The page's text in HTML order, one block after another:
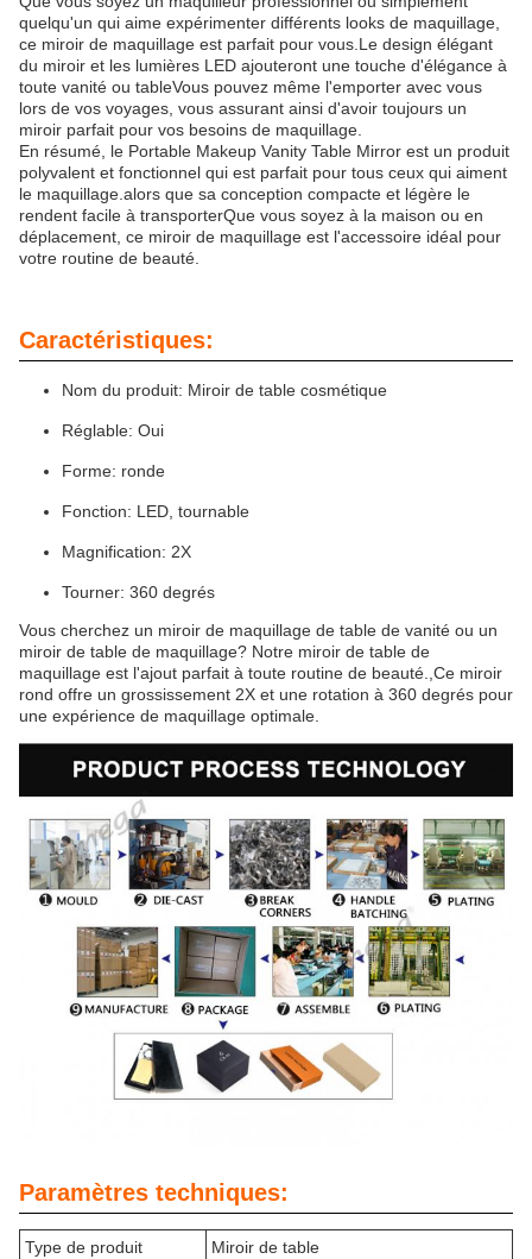
quelqu'un qui aime expérimenter différents looks de maquillage,
ce miroir de maquillage est parfait pour vous.Le design élégant
du miroir et les lumières LED ajouteront une touche d'élégance à
toute vanité ou tableVous pouvez même l'emporter avec vous
lors de vos voyages, vous assurant ainsi d'avoir toujours un
miroir parfait pour vos besoins de maquillage.
En résumé, le Portable Makeup Vanity Table Mirror est un produit
polyvalent et fonctionnel qui est parfait pour tous ceux qui aiment
le maquillage.alors que sa conception compacte et légère le
rendent facile à transporterQue vous soyez à la maison ou en
déplacement, ce miroir de maquillage est l'accessoire idéal pour
votre routine de beauté.
Caractéristiques:
Nom du produit: Miroir de table cosmétique
Réglable: Oui
Forme: ronde
Fonction: LED, tournable
Magnification: 2X
Tourner: 360 degrés
Vous cherchez un miroir de maquillage de table de vanité ou un
miroir de table de maquillage? Notre miroir de table de
maquillage est l'ajout parfait à toute routine de beauté.,Ce miroir
rond offre un grossissement 2X et une rotation à 360 degrés pour
une expérience de maquillage optimale.
Paramètres techniques:
Type de produit
Miroir de table